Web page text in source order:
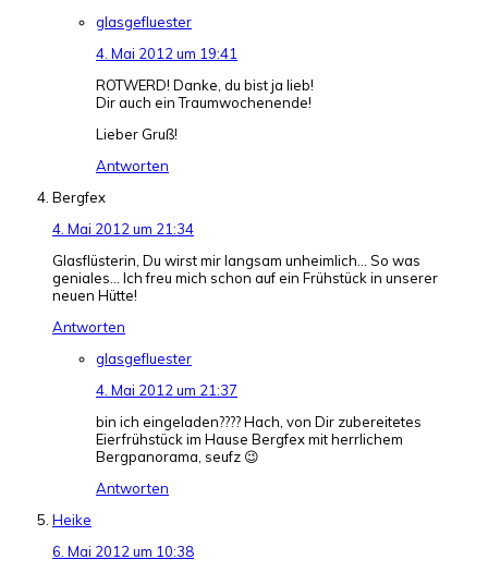
glasgefluester
4. Mai 2012 um 19:41
ROTWERD! Danke, du bist ja lieb!
Dir auch ein Traumwochenende!
Lieber Gruß!
Antworten
Bergfex
4. Mai 2012 um 21:34
Glasflüsterin, Du wirst mir langsam unheimlich… So was
geniales… Ich freu mich schon auf ein Frühstück in unserer
neuen Hütte!
Antworten
glasgefluester
4. Mai 2012 um 21:37
bin ich eingeladen???? Hach, von Dir zubereitetes
Eierfrühstück im Hause Bergfex mit herrlichem
Bergpanorama, seufz 😉
Antworten
Heike
6. Mai 2012 um 10:38